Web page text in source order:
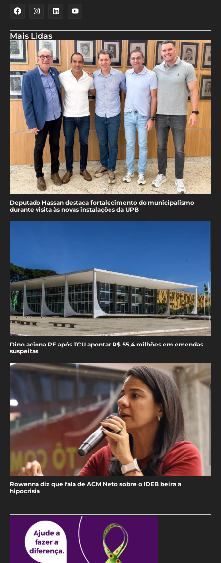
Mais Lidas
Deputado Hassan destaca fortalecimento do municipalismo
durante visita às novas instalações da UPB
Dino aciona PF após TCU apontar R$ 55,4 milhões em emendas
suspeitas
Rowenna diz que fala de ACM Neto sobre o IDEB beira a
hipocrisia